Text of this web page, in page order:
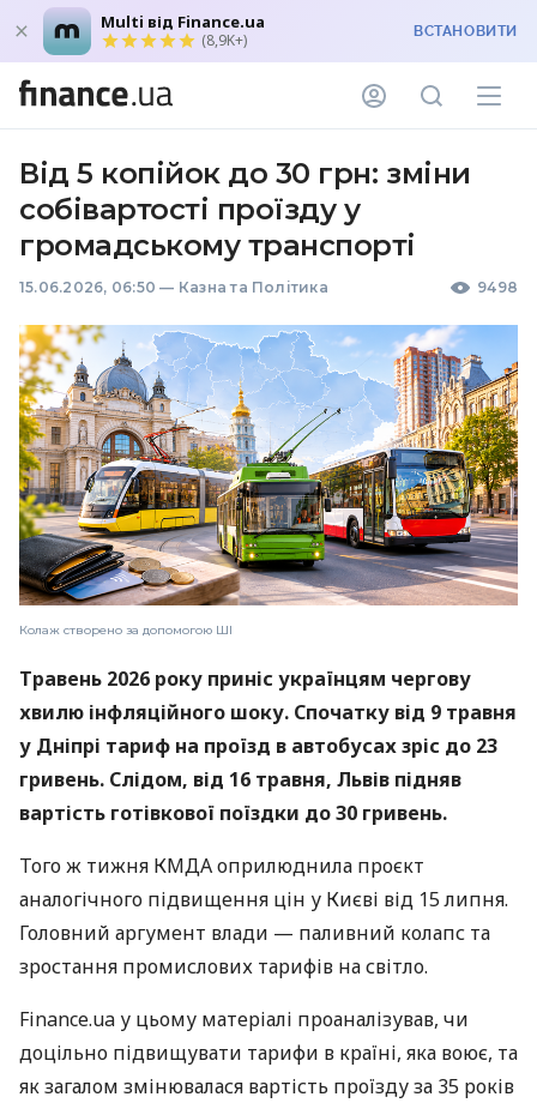
Multi від Finance.ua
(8,9K+) ВСТАНОВИТИ
Від 5 копійок до 30 грн: зміни
собівартості проїзду у
громадському транспорті
15.06.2026, 06:50 — Казна та Політика 9498
Колаж створено за допомогою ШІ
Травень 2026 року приніс українцям чергову
хвилю інфляційного шоку. Спочатку від 9 травня
у Дніпрі тариф на проїзд в автобусах зріс до 23
гривень. Слідом, від 16 травня, Львів підняв
вартість готівкової поїздки до 30 гривень.
Того ж тижня КМДА оприлюднила проєкт
аналогічного підвищення цін у Києві від 15 липня.
Головний аргумент влади — паливний колапс та
зростання промислових тарифів на світло.
Finance.ua у цьому матеріалі проаналізував, чи
доцільно підвищувати тарифи в країні, яка воює, та
як загалом змінювалася вартість проїзду за 35 років